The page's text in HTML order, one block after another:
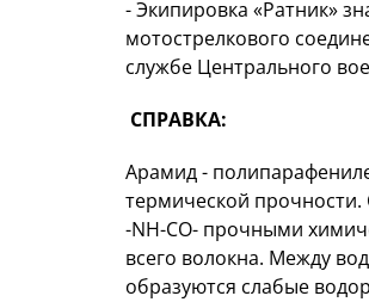
- Экипировка «Ратник»
мотострелкового
службе Центрального
СПРАВКА:
Арамид -
термической прочности.
-NH-CO- прочными
всего волокна. Между
образуются слабые